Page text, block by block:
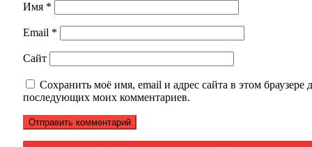
Имя *
Email *
Сайт
Сохранить моё имя, email и адрес сайта в этом браузере
последующих моих комментариев.